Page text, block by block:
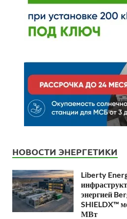
НОВОСТИ ЭНЕРГЕТИКИ
Liberty
энергией
SHIELDX™
МВт